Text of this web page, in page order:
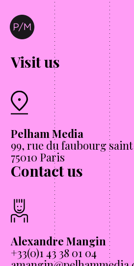
Visit us
Pelham Media
99, rue du faubourg
75010 Paris
Contact us
Alexandre Mangin
+33(0)1 43 38 01 04